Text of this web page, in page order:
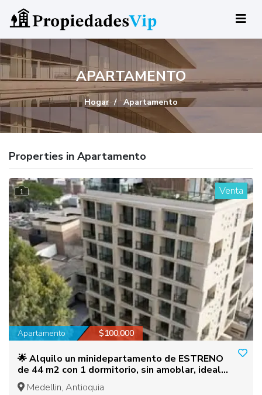
APARTAMENTO
Hogar Apartamento
Properties in Apartamento
1 Venta
Apartamento $100,000
🌟 Alquilo un minidepartamento de ESTRENO
de 44 m2 con 1 dormitorio, sin amoblar, ideal
para ser personalizado a su gust
Medellin, Antioquia